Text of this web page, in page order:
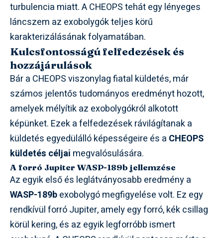
turbulencia miatt. A CHEOPS tehát egy lényeges
láncszem az exobolygók teljes körű
karakterizálásának folyamatában.
Kulcsfontosságú felfedezések és
hozzájárulások
Bár a CHEOPS viszonylag fiatal küldetés, már
számos jelentős tudományos eredményt hozott,
amelyek mélyítik az exobolygókról alkotott
képünket. Ezek a felfedezések rávilágítanak a
küldetés egyedülálló képességeire és a CHEOPS
küldetés céljai megvalósulására.
A forró Jupiter WASP-189b jellemzése
Az egyik első és leglátványosabb eredmény a
WASP-189bexobolygó megfigyelése volt. Ez egy
rendkívül forró Jupiter, amely egy forró, kék csillag
körül kering, és az egyik legforróbb ismert